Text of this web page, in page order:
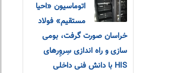
اتوماسیون «احیا
مستقیم» فولاد
خراسان صورت گرفت، بومی
سازی و راه اندازی سِروِرهای
HIS با دانش فنی داخلی